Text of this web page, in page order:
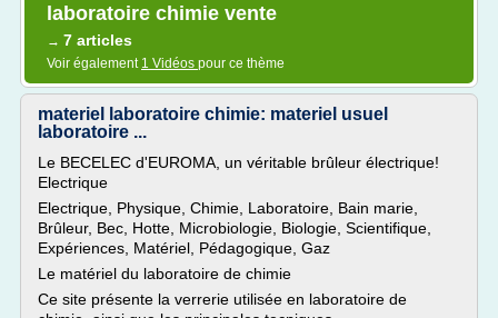
laboratoire chimie vente
→ 7 articles
Voir également 1 Vidéos pour ce thème
materiel laboratoire chimie: materiel usuel
laboratoire ...
Le BECELEC d'EUROMA, un véritable brûleur électrique!
Electrique
Electrique, Physique, Chimie, Laboratoire, Bain marie,
Brûleur, Bec, Hotte, Microbiologie, Biologie, Scientifique,
Expériences, Matériel, Pédagogique, Gaz
Le matériel du laboratoire de chimie
Ce site présente la verrerie utilisée en laboratoire de